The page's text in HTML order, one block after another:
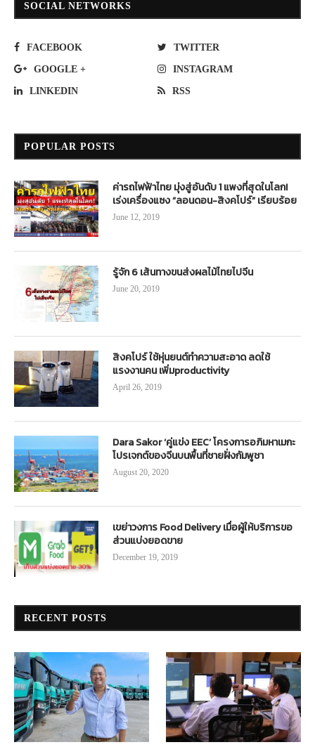
SOCIAL NETWORKS
FACEBOOK TWITTER
GOOGLE + INSTAGRAM
LINKEDIN RSS
POPULAR POSTS
ค่ารถไฟฟ้าไทย มุ่งสู่อันดับ 1 แพงที่สุดในโลก!
เร่งเครื่องแซง “ลอนดอน-สิงคโปร์” เรียบร้อย
June 12, 2019
รู้จัก 6 เส้นทางขนส่งผลไม้ไทยไปจีน
June 20, 2019
สิงคโปร์ ใช้หุ่นยนต์ทำความสะอาด ลดใช้
แรงงานคน เพิ่มproductivity
April 26, 2019
Dara Sakor ‘คู่แข่ง EEC’ โครงการอภิมหาเมกะ
โปรเจกต์ของจีนบนพื้นที่ชายฝั่งกัมพูชา
August 20, 2020
เขย่าวงการ Food Delivery เมื่อผู้ให้บริการขอ
ส่วนแบ่งยอดขาย
December 19, 2019
RECENT POSTS